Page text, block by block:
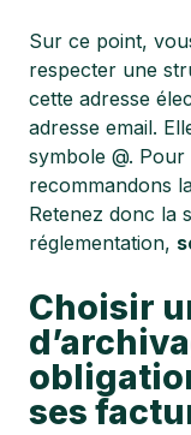
Sur ce point,
respecter une
cette adresse
adresse email.
symbole @.
recommandons
Retenez donc la
réglementation,
Choisir
ses